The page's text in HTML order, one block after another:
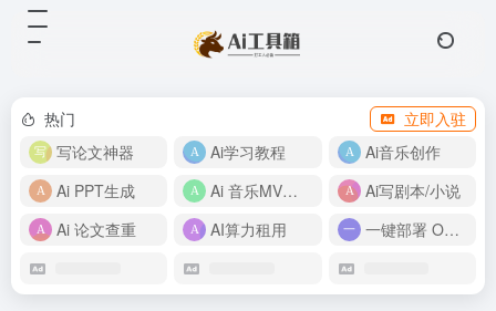
热门
立即入驻
写论文神器
Ai学习教程
Ai音乐创作
Ai PPT生成
Ai 音乐MV制作
Ai写剧本/小说
Ai 论文查重
AI算力租用 一键部署 OpenClaw